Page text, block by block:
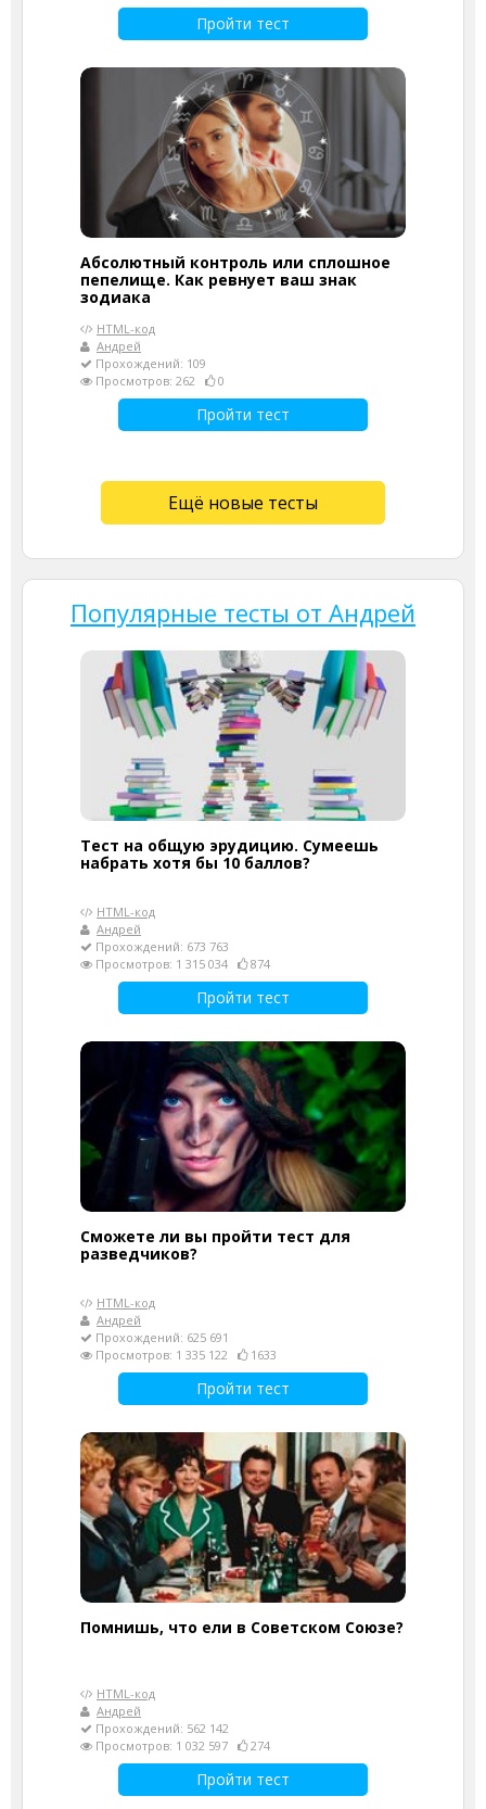
Пройти тест
Абсолютный контроль или сплошное
пепелище. Как ревнует ваш знак
зодиака
HTML-код
Андрей
Прохождений: 109
Просмотров: 262
0
Пройти тест
Ещё новые тесты
Популярные тесты от Андрей
Тест на общую эрудицию. Сумеешь
набрать хотя бы 10 баллов?
HTML-код
Андрей
Прохождений: 673 763
Просмотров: 1 315 034
874
Пройти тест
Сможете ли вы пройти тест для
разведчиков?
HTML-код
Андрей
Прохождений: 625 691
Просмотров: 1 335 122
1633
Пройти тест
Помнишь, что ели в Советском Союзе?
HTML-код
Андрей
Прохождений: 562 142
Просмотров: 1 032 597
274
Пройти тест